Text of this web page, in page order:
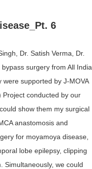
6
Dr. Satish Verma, Dr.
surgery from All India
supported by J-MOVA
Project conducted by our
show them my surgical
anastomosis and
for moyamoya disease,
lobe epilepsy, clipping
Simultaneously, we could